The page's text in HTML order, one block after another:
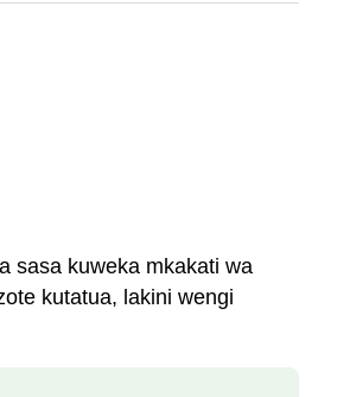
sasa kuweka mkakati wa
kutatua, lakini wengi